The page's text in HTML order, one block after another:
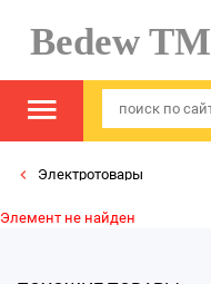
Bedew TM
Электротовары
Элемент не найден